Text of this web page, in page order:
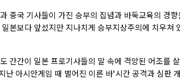
중국 기사들이 가진 승부의 집념과 바둑교육의 경
본보다 앞섰지만 지나치게 승부지상주의에 치우쳐
간간이 일본 프로기사들의 말 속에 격앙된 어조를
난 아시안게임 때 벌어진 이른 바‘시간 공격과 심판